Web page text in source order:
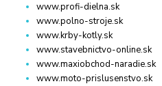
www.profi-dielna.sk
www.polno-stroje.sk
www.krby-kotly.sk
www.stavebnictvo-online.sk
www.maxiobchod-naradie.sk
www.moto-prislusenstvo.sk